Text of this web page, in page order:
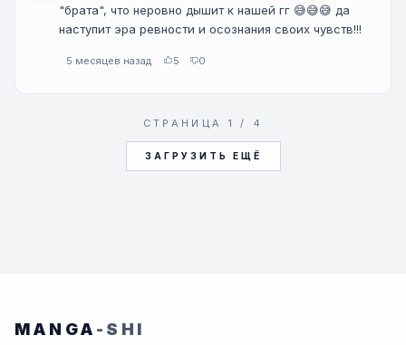
"брата", что неровно дышит к нашей гг 😅😅😅 да
наступит эра ревности и осознания своих чувств!!!
5 месяцев назад 5 0
СТРАНИЦА 1 / 4
ЗАГРУЗИТЬ ЕЩЁ
MANGA -SHI